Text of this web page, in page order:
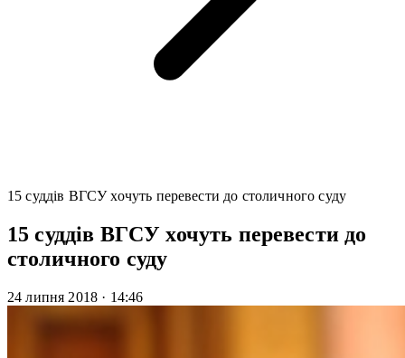
15 суддів ВГСУ хочуть перевести до столичного суду
15 суддів ВГСУ хочуть перевести до
столичного суду
24 липня 2018 · 14:46